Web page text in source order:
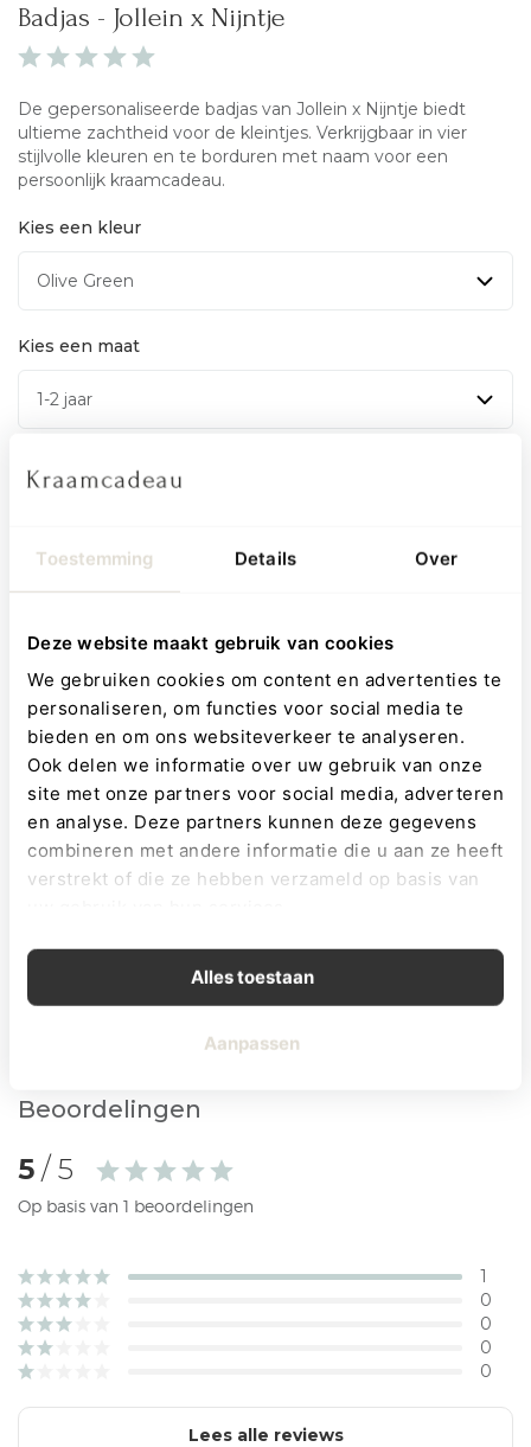
Toestemming Details Over
Deze website maakt gebruik van cookies
We gebruiken cookies om content en advertenties te
personaliseren, om functies voor social media te
bieden en om ons websiteverkeer te analyseren.
Ook delen we informatie over uw gebruik van onze
site met onze partners voor social media, adverteren
en analyse. Deze partners kunnen deze gegevens
combineren met andere informatie die u aan ze heeft
verstrekt of die ze hebben verzameld op basis van
Alles toestaan
Aanpassen
Badjas - Jollein x Nijntje
De gepersonaliseerde badjas van Jollein x Nijntje biedt
ultieme zachtheid voor de kleintjes. Verkrijgbaar in vier
stijlvolle kleuren en te borduren met naam voor een
persoonlijk kraamcadeau.
Kies een kleur
Kies een maat
Personaliseren
27,95
24,95
BESTELLEN
Beoordelingen
5 / 5
Op basis van 1 beoordelingen
1
0
0
0
0
Lees alle reviews